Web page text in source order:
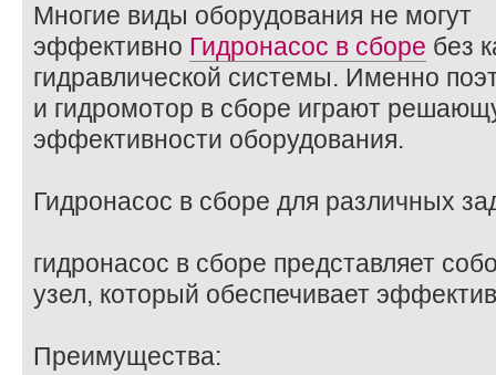
Многие виды оборудования не могут
эффективно Гидронасос в сборе без
гидравлической системы. Именно
и гидромотор в сборе играют
эффективности оборудования.
Гидронасос в сборе для различных
гидронасос в сборе представляет
узел, который обеспечивает
Преимущества: